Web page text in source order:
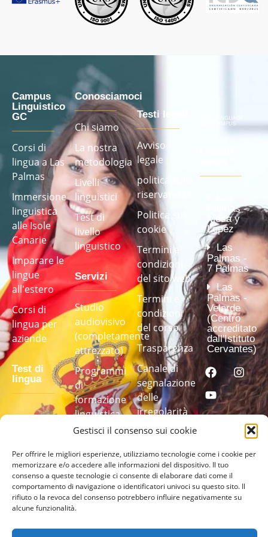
Gestisci il consenso sui cookie
Per offrire le migliori esperienze, utilizziamo tecnologie come i cookie per
memorizzare e/o accedere alle informazioni del dispositivo. Il tuo
consenso a queste tecnologie ci consente di elaborare dati come il
comportamento di navigazione o identificatori univoci su questo sito. Il
rifiuto o la revoca del consenso potrebbero influire negativamente su
alcune funzionalità.
Campus
Linguistico
GC
Corsi di
lingua a Las
Palmas
Immersione
linguistica
alle Isole
Canarie
Imparare le
lingue
all'estero
Corsi di
lingua per
aziende
Test di
lingua
Fai il nostro
scoprire il
tuo livello
FAI IL
TEST
Conosciamoci
Chi siamo
La nostra
metodologia
Livelli
linguistici
Test di
livello
linguistico
Servizi
Studio
audiovisivo
(completamente
attrezzato)
Programmi
di
formazione
linguistica
su misura
Testi legali
Avviso
legale
politica sulla
riservatezza
Politica sui
cookie
Termini e
condizioni
del sito web
Termini e
condizioni
del corso
Trasparenza
Canale di
segnalazione
delle
irregolarità
Palmas -
Mesa y
López
Las
Palmas -
7 Palmas
Las
Palmas -
Velarde
(Centro
accreditato
dall'Istituto
Cervantes)